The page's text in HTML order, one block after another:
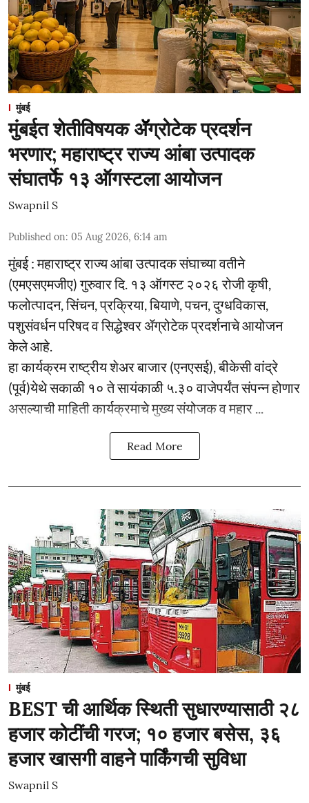
मुंबई
मुंबईत शेतीविषयक ॲॅग्रोटेक प्रदर्शन
भरणार; महाराष्ट्र राज्य आंबा उत्पादक
संघातर्फे १३ ऑगस्टला आयोजन
Swapnil S
Published on: 05 Aug 2026, 6:14 am
मुंबई : महाराष्ट्र राज्य आंबा उत्पादक संघाच्या वतीने
(एमएसएमजीए) गुरुवार दि. १३ ऑगस्ट २०२६ रोजी कृषी,
फलोत्पादन, सिंचन, प्रक्रिया, बियाणे, पचन, दुग्धविकास,
पशुसंवर्धन परिषद व सिद्धेश्वर ॲग्रोटेक प्रदर्शनाचे आयोजन
केले आहे.
हा कार्यक्रम राष्ट्रीय शेअर बाजार (एनएसई), बीकेसी वांद्रे
(पूर्व)येथे सकाळी १० ते सायंकाळी ५.३० वाजेपर्यंत संपन्न होणार
असल्याची माहिती कार्यक्रमाचे मुख्य संयोजक व महार ...
Read More
मुंबई
BEST ची आर्थिक स्थिती सुधारण्यासाठी २८
हजार कोटींची गरज; १० हजार बसेस, ३६
हजार खासगी वाहने पार्किंगची सुविधा
Swapnil S